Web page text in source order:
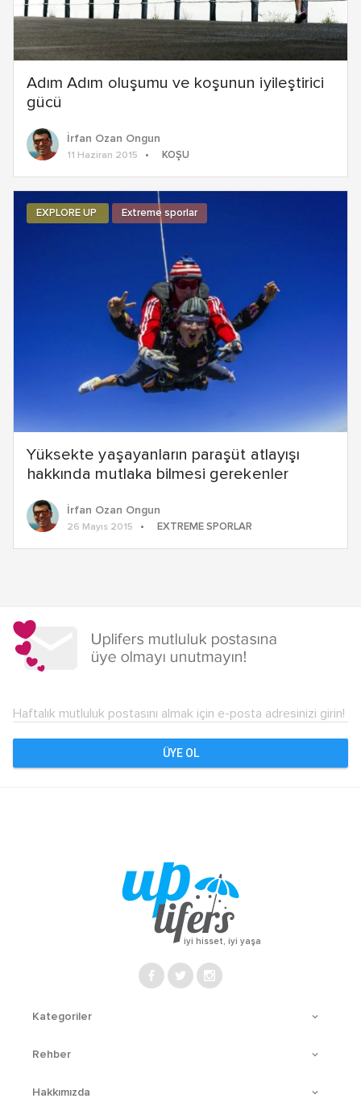
Adım Adım oluşumu ve koşunun iyileştirici
gücü
İrfan Ozan Ongun
11 Haziran 2015 KOŞU
Yüksekte yaşayanların paraşüt atlayışı
hakkında mutlaka bilmesi gerekenler
EXPLORE UP Extreme sporlar
İrfan Ozan Ongun
26 Mayıs 2015 EXTREME SPORLAR
Haftalık mutluluk postasını almak için e-posta adresinizi girin!
ÜYE OL
iyi hisset, iyi yaşa
Kategoriler
Rehber
Hakkımızda